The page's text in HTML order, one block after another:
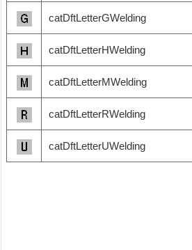
catDftLetterGWelding
catDftLetterHWelding
catDftLetterMWelding
catDftLetterRWelding
catDftLetterUWelding